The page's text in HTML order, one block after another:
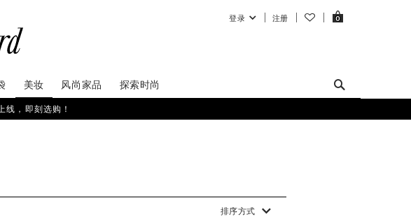
登录 注册 0
美妆 风尚家品 探索时尚
，即刻选购！
排序方式